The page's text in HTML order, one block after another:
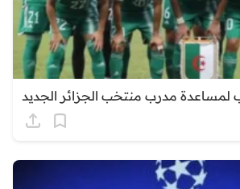
لمساعدة مدرب منتخب الجزائر الجديد